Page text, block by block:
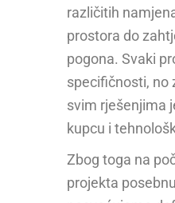
različitih
prostora do
pogona. Svaki
specifičnosti, no
svim rješenjima
kupcu i
Zbog toga na
projekta